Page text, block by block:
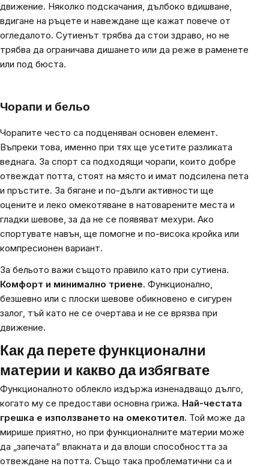
движение. Няколко подскачания, дълбоко вдишване,
вдигане на ръцете и навеждане ще кажат повече от
огледалото. Сутиенът трябва да стои здраво, но не
трябва да ограничава дишането или да реже в раменете
или под бюста.
Чорапи и бельо
Чорапите често са подценяван основен елемент.
Въпреки това, именно при тях ще усетите разликата
веднага. За спорт са подходящи чорапи, които добре
отвеждат потта, стоят на място и имат подсилена пета
и пръстите. За бягане и по-дълги активности ще
оцените и леко омекотяване в натоварените места и
гладки шевове, за да не се появяват мехури. Ако
спортувате навън, ще помогне и по-висока кройка или
компресионен вариант.
За бельото важи същото правило като при сутиена.
Комфорт и минимално триене. Функционално,
безшевно или с плоски шевове обикновено е сигурен
залог, тъй като не се очертава и не се врязва при
движение.
Как да перете функционални
материи и какво да избягвате
Функционалното облекло издържа изненадващо дълго,
когато му се предостави основна грижа. Най-честата
грешка е използването на омекотител. Той може да
мирише приятно, но при функционалните материи може
да „запечата“ влакната и да влоши способността за
отвеждане на потта. Също така проблематични са и